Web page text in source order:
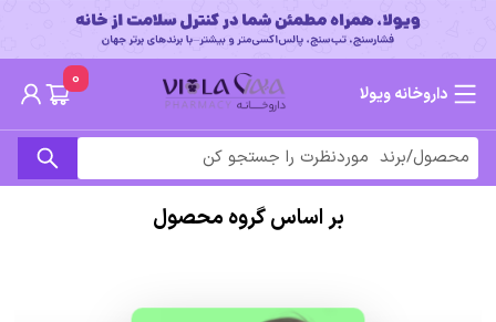
داروخانه ویولا
0
بر اساس گروه محصول